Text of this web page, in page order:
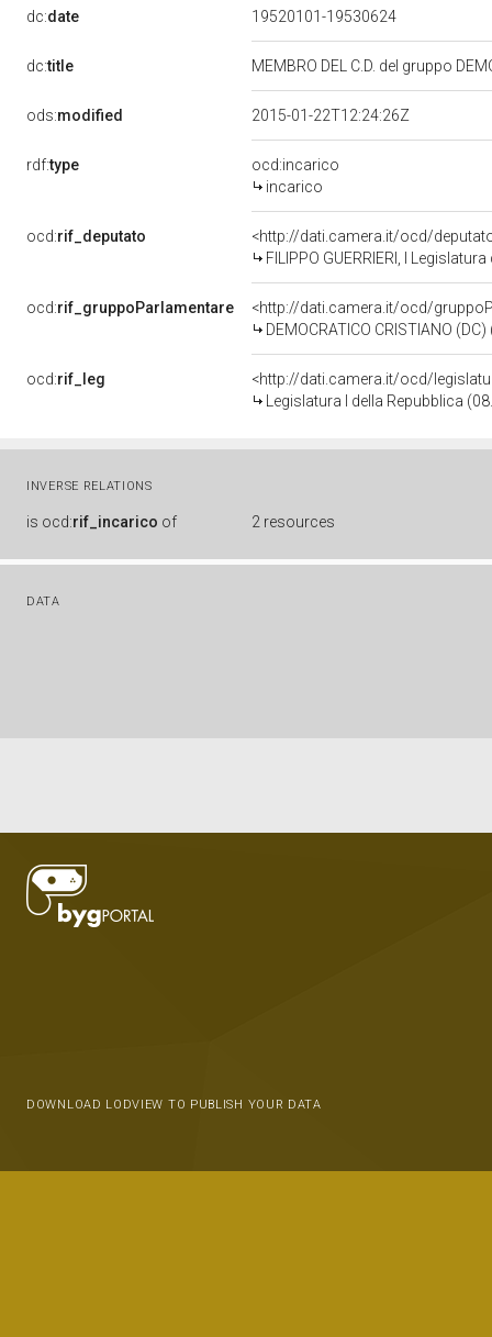
dc:date 19520101-19530624
dc:title MEMBRO DEL C.D. del gruppo
ods:modified 2015-01-22T12:24:26Z
rdf:type
ocd:incarico
incarico
ocd:rif_deputato
<http://dati.camera.it/ocd/
FILIPPO GUERRIERI, I
ocd:rif_gruppoParlamentare
<http://dati.camera.it/ocd/
DEMOCRATICO CRISTIANO
ocd:rif_leg
<http://dati.camera.it/ocd/
Legislatura I della Repubblica
INVERSE RELATIONS
is ocd:rif_incarico of 2 resources
DATA
DOWNLOAD LODVIEW TO PUBLISH YOUR DATA